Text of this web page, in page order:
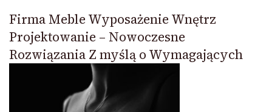
Firma Meble Wyposażenie Wnętrz
Projektowanie – Nowoczesne
Rozwiązania Z myślą o Wymagających